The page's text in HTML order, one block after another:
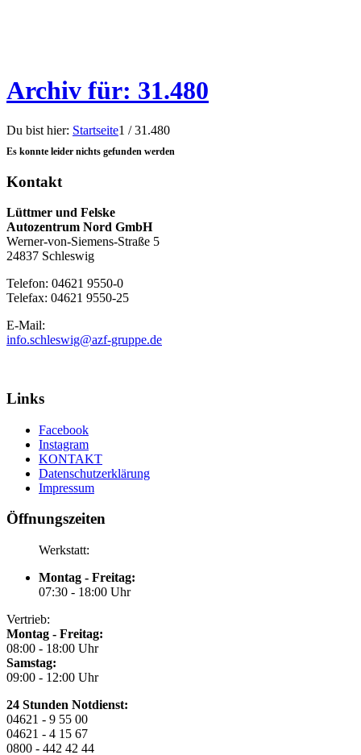
Archiv für: 31.480
Du bist hier: Startseite1 / 31.480
Es konnte leider nichts gefunden werden
Kontakt
Lüttmer und Felske
Autozentrum Nord GmbH
Werner-von-Siemens-Straße 5
24837 Schleswig
Telefon: 04621 9550-0
Telefax: 04621 9550-25
E-Mail:
info.schleswig@azf-gruppe.de
Links
Facebook
Instagram
KONTAKT
Datenschutzerklärung
Impressum
Öffnungszeiten
Werkstatt:
Montag - Freitag:
07:30 - 18:00 Uhr
Vertrieb:
Montag - Freitag:
08:00 - 18:00 Uhr
Samstag:
09:00 - 12:00 Uhr
24 Stunden Notdienst:
04621 - 9 55 00
04621 - 4 15 67
0800 - 442 42 44